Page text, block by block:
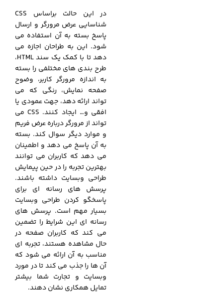
در این حالت براساس CSS
شناسایی عرض مرورگر و ارسال
پاسخ بسته به آن استفاده می
شود. این به طراحان اجازه می
دهد تا با کمک یک سند HTML،
طرح بندی های مختلفی را بسته
به اندازه مرورگر کاربر، وضوح
صفحه نمایش، رنگی که می
تواند ارائه دهد، جهت عمودی یا
افقی و… ایجاد کنند. CSS می
تواند از مرورگر درباره عرض فریم
و موارد دیگر سوال کند. بسته
به آن پاسخ می دهد و اطمینان
می دهد که کاربران می توانند
بهترین تجربه را در حین پیمایش
طراحی وبسایت داشته باشند.
پرسش های رسانه ای برای
پاسخگو کردن طراحی وبسایت
بسیار مهم است. پرسش های
رسانه ای این شرایط را تضمین
می کند که کاربران صفحه در
حال مشاهده هستند، تجربه ای
مناسب به آن ارائه می شود که
آن ها را جذب می کند تا در مورد
وبسایت و تجارت شما بیشتر
تمایل همکاری نشان دهند.